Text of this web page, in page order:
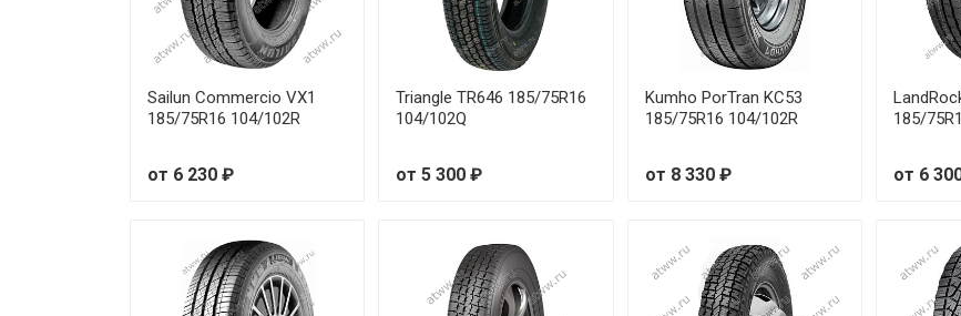
Sailun Commercio VX1
185/75R16 104/102R
от 6 230 ₽
Triangle TR646 185/75R16
104/102Q
от 5 300 ₽
Kumho PorTran KC53
185/75R16 104/102R
от 8 330 ₽
185/
от 6